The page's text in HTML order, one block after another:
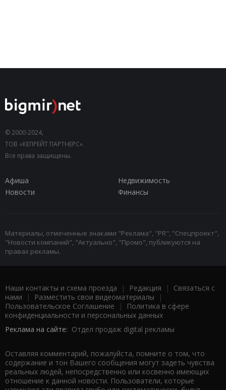
© 2000-2024,
ТОВ «КЕПРЕЙТ ПАРТНЕРС».
Все права защищены.
Афиша
Недвижимость
Новости
Финансы
Материалы, отмеченные знаками "Реклама", "PR", "Спецпроект",
"Новости компаний", "Актуально", "Промо", публикуются на
правах рекламы.
Наши контакты и схема проезда | Редакция | Связаться с
нами | Разместить свои видеоматериалы |
Пользовательское Соглашение |
Политика в сфере
конфиденциальности и персональных данных
Реклама на сайте: Отдел продаж digital рекламы
Оставляя комментарий, пожалуйста, помните о том, что
содержание и тон Вашего сообщения могут задеть чувства
реальных людей, непосредственно или косвенно имеющих
отношение к данной новости. Пользователи, которые